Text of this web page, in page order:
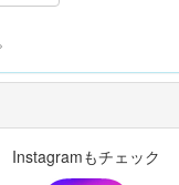
Instagramもチェック